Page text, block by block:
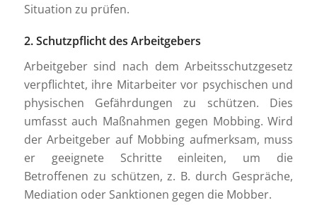
Situation zu prüfen.
2. Schutzpflicht des Arbeitgebers
Arbeitgeber sind nach dem Arbeitsschutzgesetz
verpflichtet, ihre Mitarbeiter vor psychischen und
physischen Gefährdungen zu schützen. Dies
umfasst auch Maßnahmen gegen Mobbing. Wird
der Arbeitgeber auf Mobbing aufmerksam, muss
er geeignete Schritte einleiten, um die
Betroffenen zu schützen, z. B. durch Gespräche,
Mediation oder Sanktionen gegen die Mobber.